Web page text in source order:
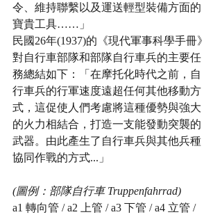
令、維持聯繫以及運送輕型裝備方面的
寶貴工具……」
民國26年(1937)的《現代軍事科學手冊》
對自行車部隊和部隊自行車兵的主要任
務總結如下：「在摩托化時代之前，自
行車兵的行軍速度遠超任何其他移動方
式，這促使人們考慮將這種優勢與強大
的火力相結合，打造一支能發動突襲的
武器。由此產生了自行車兵與其他兵種
協同作戰的方式...」
(圖例：部隊自行車 Truppenfahrrad)
a1 轉向管 / a2 上管 / a3 下管 / a4 立管 /